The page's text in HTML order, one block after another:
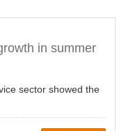
in summer
sector showed the